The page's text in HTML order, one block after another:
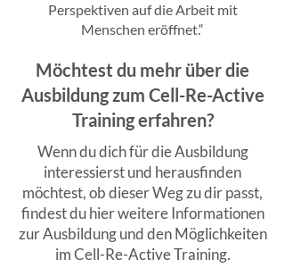
Perspektiven auf die Arbeit mit
Menschen eröffnet.“
Möchtest du mehr über die
Ausbildung zum Cell-Re-Active
Training erfahren?
Wenn du dich für die Ausbildung
interessierst und herausfinden
möchtest, ob dieser Weg zu dir passt,
findest du hier weitere Informationen
zur Ausbildung und den Möglichkeiten
im Cell-Re-Active Training.